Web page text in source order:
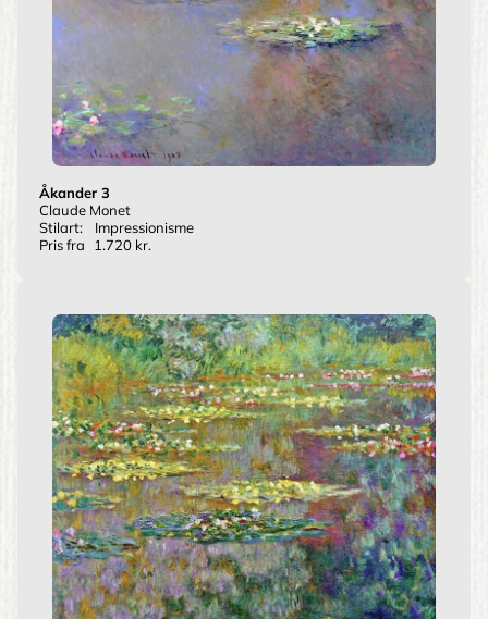
Åkander 3
Claude Monet
Stilart:
Impressionisme
Pris fra
1.720 kr.